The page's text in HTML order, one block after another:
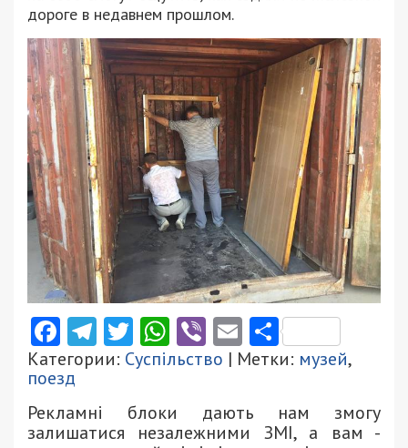
дороге в недавнем прошлом.
Facebook
Telegram
Twitter
WhatsApp
ViberEmail
Категории: Суспільство | Метки: музей,
поезд
Рекламні блоки дають нам змогу
залишатися незалежними ЗМІ, а вам -